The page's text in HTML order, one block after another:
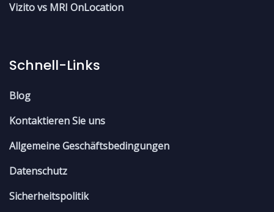
Vizito vs MRI OnLocation
Schnell-Links
Blog
Kontaktieren Sie uns
Allgemeine Geschäftsbedingungen
Datenschutz
Sicherheitspolitik